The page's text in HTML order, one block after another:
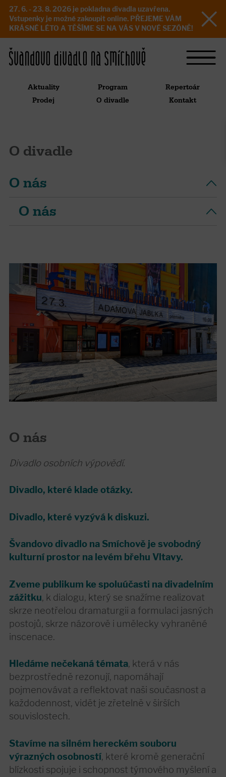
27. 6. - 23. 8. 2026 je pokladna divadla uzavřena.
Vstupenky je možné zakoupit online. PŘEJEME VÁM
KRÁSNÉ LÉTO A TĚŠÍME SE NA VÁS V NOVÉ SEZÓNĚ!
Aktuality Program
Repertoár
Prodej
O divadle Kontakt
O divadle
O nás
O nás
O nás
Divadlo osobních výpovědí.
Divadlo, které klade otázky.
Divadlo, které vyzývá k diskuzi.
Švandovo divadlo na Smíchově je svobodný
kulturní prostor na levém břehu Vltavy.
Zveme publikum ke spoluúčasti na divadelním
zážitku, k dialogu, který se snažíme realizovat
skrze neotřelou dramaturgii a formulaci jasných
postojů, skrze názorově i umělecky vyhraněné
inscenace.
Hledáme nečekaná témata, která v nás
bezprostředně rezonují, napomáhají
pojmenovávat a reflektovat naši současnost a
každodennost, vidět je zřetelně v širších
souvislostech.
Stavíme na silném hereckém souboru
výrazných osobností, které kromě generační
blízkosti spojuje i schopnost týmového myšlení a